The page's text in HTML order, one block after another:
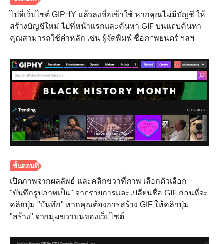
ขั้นตอนที่
2.
ไปที่เว็บไซต์ GIPHY แล้วลงชื่อเข้าใช้ หากคุณไม่มีบัญชี ให้
สร้างบัญชีใหม่ ไปที่หน้าแรกและค้นหา GIF บนแถบค้นหา
คุณสามารถใช้คำหลัก เช่น ผู้จัดพิมพ์ ชื่อภาพยนตร์ ฯลฯ
เปิดภาพจากผลลัพธ์ และคลิกขวาที่ภาพ เลือกตัวเลือก
"บันทึกรูปภาพเป็น" จากรายการและเปลี่ยนชื่อ GIF ก่อนที่จะ
คลิกปุ่ม "บันทึก" หากคุณต้องการสร้าง GIF ให้คลิกปุ่ม
"สร้าง" จากมุมขวาบนของเว็บไซต์